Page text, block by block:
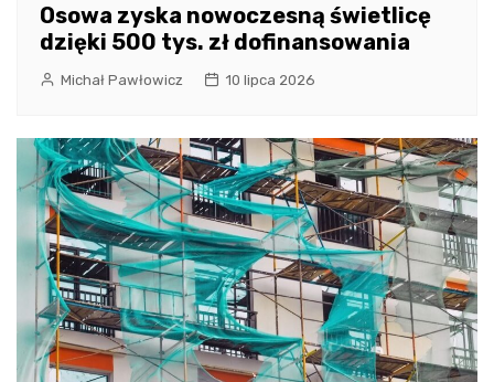
Osowa zyska nowoczesną świetlicę
dzięki 500 tys. zł dofinansowania
Michał Pawłowicz 10 lipca 2026